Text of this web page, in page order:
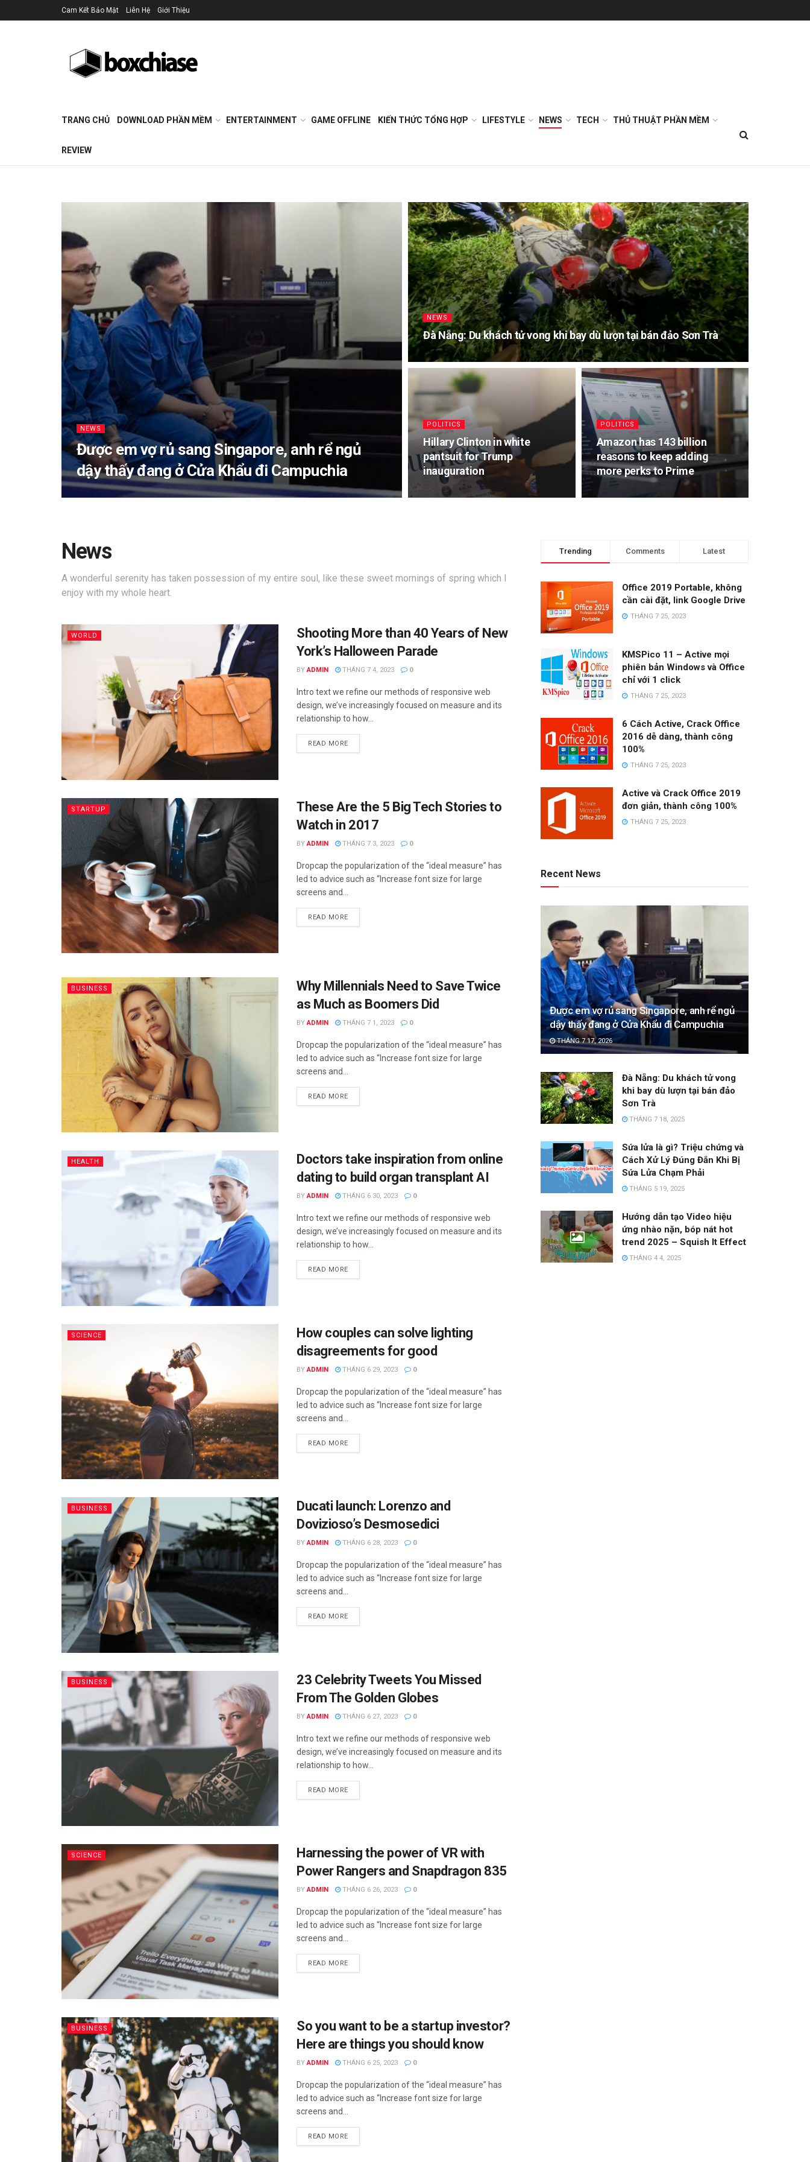
Cam Kết Bảo Mật Liên Hệ Giới Thiệu
TRANG CHỦ DOWNLOAD PHẦN MỀM ENTERTAINMENT GAME OFFLINE KIẾN THỨC TỔNG HỢP LIFESTYLE NEWS TECH THỦ THUẬT PHẦN MỀM
REVIEW
NEWS
Được em vợ rủ sang Singapore, anh rể ngủ
dậy thấy đang ở Cửa Khẩu đi Campuchia
NEWS
Đà Nẵng: Du khách tử vong khi bay dù lượn tại bán đảo Sơn Trà
POLITICS
Hillary Clinton in white
pantsuit for Trump
inauguration
POLITICS
Amazon has 143 billion
reasons to keep adding
more perks to Prime
News
A wonderful serenity has taken possession of my entire soul, like these sweet mornings of spring which I
enjoy with my whole heart.
WORLD
Shooting More than 40 Years of New
York’s Halloween Parade
BY ADMIN THÁNG 7 4, 2023 0
Intro text we refine our methods of responsive web
design, we’ve increasingly focused on measure and its
relationship to how...
READ MORE
STARTUP
These Are the 5 Big Tech Stories to
Watch in 2017
BY ADMIN THÁNG 7 3, 2023 0
Dropcap the popularization of the “ideal measure” has
led to advice such as “Increase font size for large
screens and...
READ MORE
BUSINESS
Why Millennials Need to Save Twice
as Much as Boomers Did
BY ADMIN THÁNG 7 1, 2023 0
Dropcap the popularization of the “ideal measure” has
led to advice such as “Increase font size for large
screens and...
READ MORE
HEALTH
Doctors take inspiration from online
dating to build organ transplant AI
BY ADMIN THÁNG 6 30, 2023 0
Intro text we refine our methods of responsive web
design, we’ve increasingly focused on measure and its
relationship to how...
READ MORE
SCIENCE
How couples can solve lighting
disagreements for good
BY ADMIN THÁNG 6 29, 2023 0
Dropcap the popularization of the “ideal measure” has
led to advice such as “Increase font size for large
screens and...
READ MORE
BUSINESS
Ducati launch: Lorenzo and
Dovizioso’s Desmosedici
BY ADMIN THÁNG 6 28, 2023 0
Dropcap the popularization of the “ideal measure” has
led to advice such as “Increase font size for large
screens and...
READ MORE
BUSINESS
23 Celebrity Tweets You Missed
From The Golden Globes
BY ADMIN THÁNG 6 27, 2023 0
Intro text we refine our methods of responsive web
design, we’ve increasingly focused on measure and its
relationship to how...
READ MORE
SCIENCE
Harnessing the power of VR with
Power Rangers and Snapdragon 835
BY ADMIN THÁNG 6 26, 2023 0
Dropcap the popularization of the “ideal measure” has
led to advice such as “Increase font size for large
screens and...
READ MORE
BUSINESS
So you want to be a startup investor?
Here are things you should know
BY ADMIN THÁNG 6 25, 2023 0
Dropcap the popularization of the “ideal measure” has
led to advice such as “Increase font size for large
screens and...
READ MORE
Trending Comments Latest
Office 2019 Portable, không
cần cài đặt, link Google Drive
THÁNG 7 25, 2023
KMSPico 11 – Active mọi
phiên bản Windows và Office
chỉ với 1 click
THÁNG 7 25, 2023
6 Cách Active, Crack Office
2016 dễ dàng, thành công
100%
THÁNG 7 25, 2023
Active và Crack Office 2019
đơn giản, thành công 100%
THÁNG 7 25, 2023
Recent News
Được em vợ rủ sang Singapore, anh rể ngủ
dậy thấy đang ở Cửa Khẩu đi Campuchia
THÁNG 7 17, 2026
Đà Nẵng: Du khách tử vong
khi bay dù lượn tại bán đảo
Sơn Trà
THÁNG 7 18, 2025
Sứa lửa là gì? Triệu chứng và
Cách Xử Lý Đúng Đắn Khi Bị
Sứa Lửa Chạm Phải
THÁNG 5 19, 2025
Hướng dẫn tạo Video hiệu
ứng nhào nặn, bóp nát hot
trend 2025 – Squish It Effect
THÁNG 4 4, 2025